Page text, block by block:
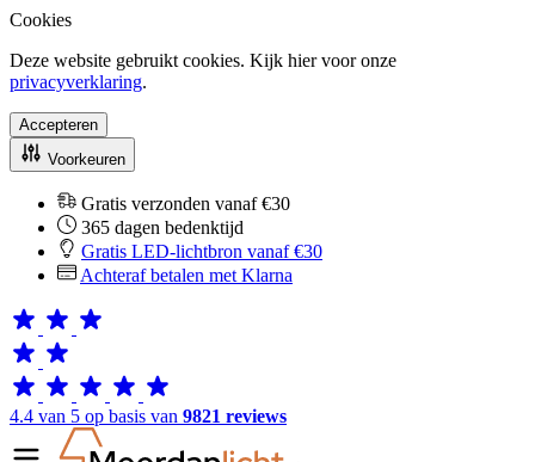
Cookies
Deze website gebruikt cookies. Kijk hier voor onze
privacyverklaring.
Accepteren
Voorkeuren
Gratis verzonden vanaf €30
365 dagen bedenktijd
Gratis LED-lichtbron vanaf €30
Achteraf betalen met Klarna
4.4 van 5 op basis van 9821 reviews